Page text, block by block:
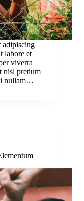
adipiscing
labore et
viverra
nisl pretium
nullam…